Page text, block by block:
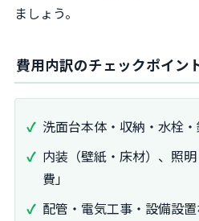
ましょう。
費用内訳のチェックポイン
洗面台本体・収納・水栓・
内装（壁紙・床材）、照
費」
配管・電気工事・設備設置